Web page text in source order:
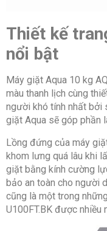
Thiết kế
nổi bật
Máy giặt Aqua 10 kg
màu thanh lịch cùng
người khó tính nhất bởi
giặt Aqua sẽ góp phần
Lồng đứng của máy
khom lưng quá lâu khi
giặt bằng kính cường
bảo an toàn cho người
cũng là một trong
U100FT.BK được nhiều